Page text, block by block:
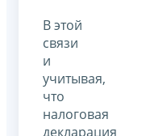
В этой
связи
и
учитывая,
что
налоговая
декларация